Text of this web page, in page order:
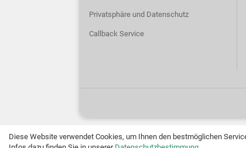
Diese Website verwendet Cookies, um Ihnen den bestmöglichen
Privatsphäre und Datenschutz
Callback Service